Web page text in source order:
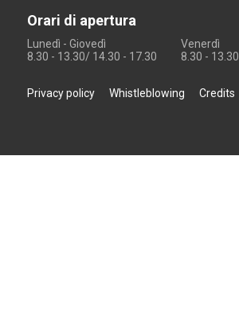
Orari di apertura
Lunedì - Giovedì
8.30 - 13.30/ 14.30 - 17.30
Venerdì
8.30 - 13.30
Privacy policy Whistleblowing Credits